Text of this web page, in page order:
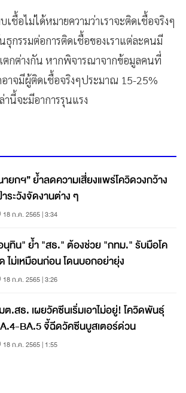
ชื้อไม่ได้หมายความว่าเราจะติดเชื้อจริงๆ
ธุกรรมต่อการติดเชื้อของเราแต่ละคนมี
ตกต่างกัน หากพิจารณาจากข้อมูลคนที่
าจมีผู้ติดเชื้อจริงๆประมาณ 15-25%
นี้จะมีอาการรุนแรง
ายกฯ” ย้ำลดความเสี่ยงแพร่โควิดวงกว้าง
าระวังจัดงานต่าง ๆ
18 ก.ค. 2565 | 3:34
นุทิน" ย้ำ "สธ." ต้องช่วย "กทม." รับมือโค
ไม่เหมือนก่อน โดนบอกอย่ายุ่ง
18 ก.ค. 2565 | 3:26
ต.สธ. เผยวัคซีนเริ่มเอาไม่อยู่! โควิดพันธุ์
BA.5 จี้ฉีดวัคซีนบูสเตอร์ด่วน
18 ก.ค. 2565 | 1:55